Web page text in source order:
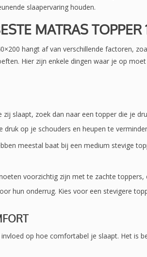
slaapervaring houden.
MATRAS
hangt af van verschillende factoren,
Hier zijn enkele dingen waar je op
zij slaapt, zoek dan naar een topper die je
op je schouders en heupen te
meestal baat bij een medium stevige
voorzichtig zijn met te zachte
hun onderrug. Kies voor een stevigere
op hoe comfortabel je slaapt. Het is